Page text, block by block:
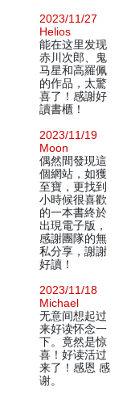
2023/11/27
Helios
能在这里发现
赤川次郎、鬼
马星和高羅佩
的作品，太驚
喜了！感謝好
讀書櫃！
2023/11/19
Moon
偶然間發現這
個網站，如獲
至寶，更找到
小時候很喜歡
的一本書終於
出現電子版，
感謝團隊的無
私分享，謝謝
好讀！
2023/11/18
Michael
无意间想起过
来好读怀念一
下。竟然是惊
喜！好读活过
来了！感恩 感
谢。